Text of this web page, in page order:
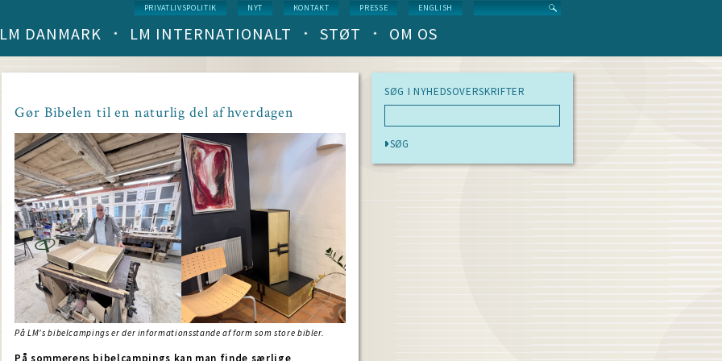
Service
menu
PRIVATLIVSPOLITIK NYT KONTAKT PRESSE ENGLISH
Main
(level
1)
LM DANMARK LM INTERNATIONALT STØT OM OS
Gør Bibelen til en naturlig del af hverdagen
På LM's bibelcampings er der informationsstande af form som store bibler.
På sommerens bibelcampings kan man finde særlige
SØG I NYHEDSOVERSKRIFTER